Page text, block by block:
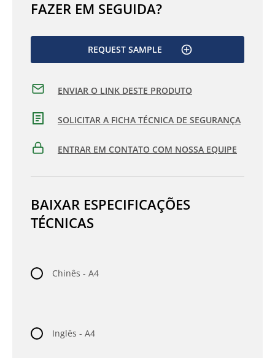
FAZER EM SEGUIDA?
REQUEST SAMPLE
ENVIAR O LINK DESTE PRODUTO
SOLICITAR A FICHA TÉCNICA DE SEGURANÇA
ENTRAR EM CONTATO COM NOSSA EQUIPE
BAIXAR ESPECIFICAÇÕES
TÉCNICAS
Chinês - A4
Inglês - A4